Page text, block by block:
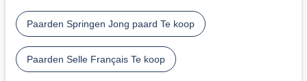
Paarden Springen Jong paard Te koop
Paarden Selle Français Te koop